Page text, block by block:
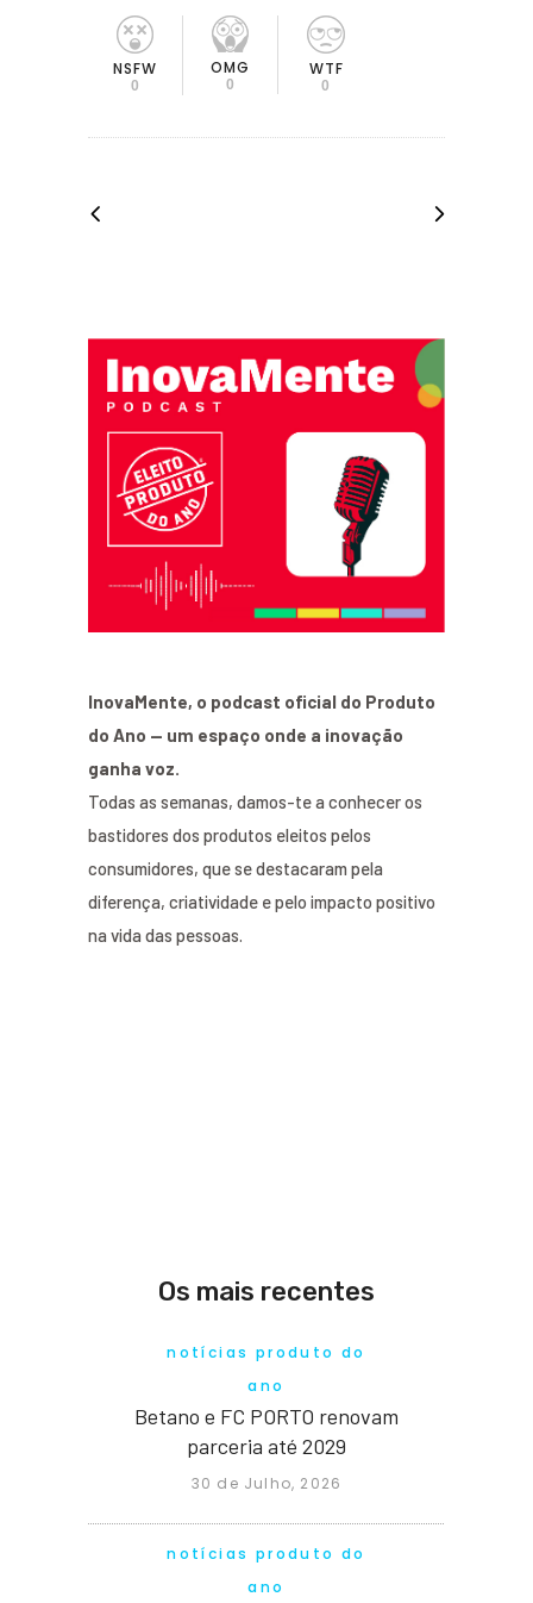
NSFW
0
OMG
0
WTF
0
InovaMente, o podcast oficial do Produto
do Ano — um espaço onde a inovação
ganha voz.
Todas as semanas, damos-te a conhecer os
bastidores dos produtos eleitos pelos
consumidores, que se destacaram pela
diferença, criatividade e pelo impacto positivo
na vida das pessoas.
Os mais recentes
notícias produto do
ano
Betano e FC PORTO renovam
parceria até 2029
30 de Julho, 2026
notícias produto do
ano